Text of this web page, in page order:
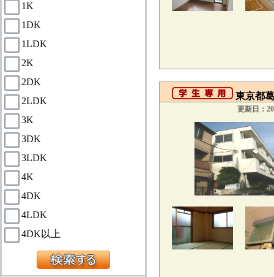
1K
1DK
1LDK
2K
2DK
2LDK
3K
3DK
3LDK
4K
4DK
4LDK
4DK以上
東京都
更新日：